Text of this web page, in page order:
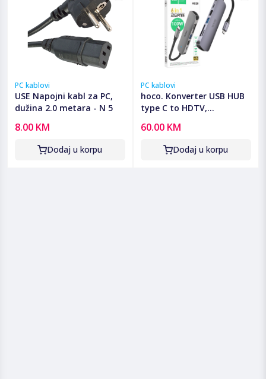
PC kablovi
USE Napojni kabl za PC,
dužina 2.0 metara - N 5
8.00 KM
Dodaj u korpu
PC kablovi
hoco. Konverter USB HUB
type C to HDTV,
HB28
60.00 KM
Dodaj u korpu